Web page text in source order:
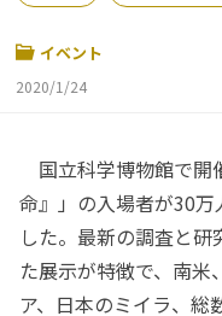
イベント
2020/1/24
国立科学博物館で開
命』」の入場者が30
した。最新の調査と
た展示が特徴で、南米
ア、日本のミイラ、総